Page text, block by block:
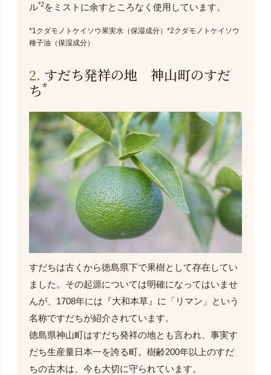
ル*2をミストに余すところなく使用しています。
*1クダモノトケイソウ果実水（保湿成分）*2クダモノトケイソウ
種子油（保湿成分）
2. すだち発祥の地 神山町のすだ
ち*
すだちは古くから徳島県下で果樹として存在してい
ました。その起源については明確になってはいませ
んが、1708年には『大和本草』に「リマン」という
名称ですだちが紹介されています。
徳島県神山町はすだち発祥の地とも言われ、事実す
だち生産量日本一を誇る町。樹齢200年以上のすだ
ちの古木は、今も大切に守られています。